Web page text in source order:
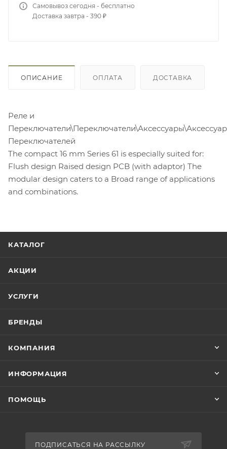
Самовывоз сегодня - бесплатно
Доставка завтра - 390 ₽
ОПИСАНИЕ ОПЛАТА ДОСТАВКА
Реле и
Переключателей
The compact 16 mm Series 61 is especially suited for:
Flush design Raised design PCB (with adaptor) The
modular design caters to a Broad range of applications
and combinations.
КАТАЛОГ
АКЦИИ
УСЛУГИ
БРЕНДЫ
КОМПАНИЯ
ИНФОРМАЦИЯ
ПОМОЩЬ
ПОДПИСАТЬСЯ НА РАССЫЛКУ